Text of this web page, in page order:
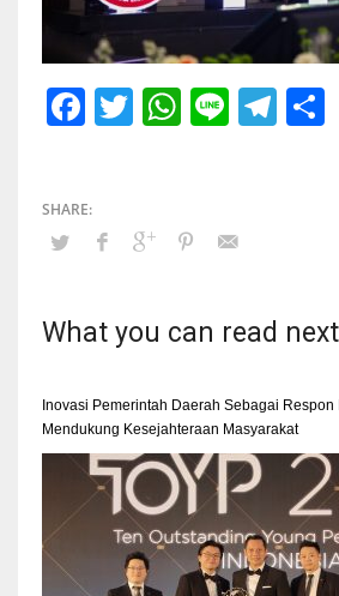
Facebook
Twitter
WhatsApp
Line
What you can read next
Inovasi Pemerintah Daerah Sebagai
Mendukung Kesejahteraan Masyarakat